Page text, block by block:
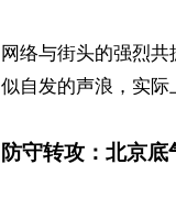
网络与街头的强烈
似自发的声浪，实际
防守转攻：北京底